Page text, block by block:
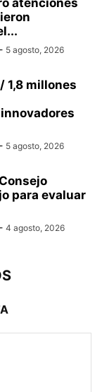
- 5 agosto, 2026
1,8 millones
- 5 agosto, 2026
para evaluar
- 4 agosto, 2026